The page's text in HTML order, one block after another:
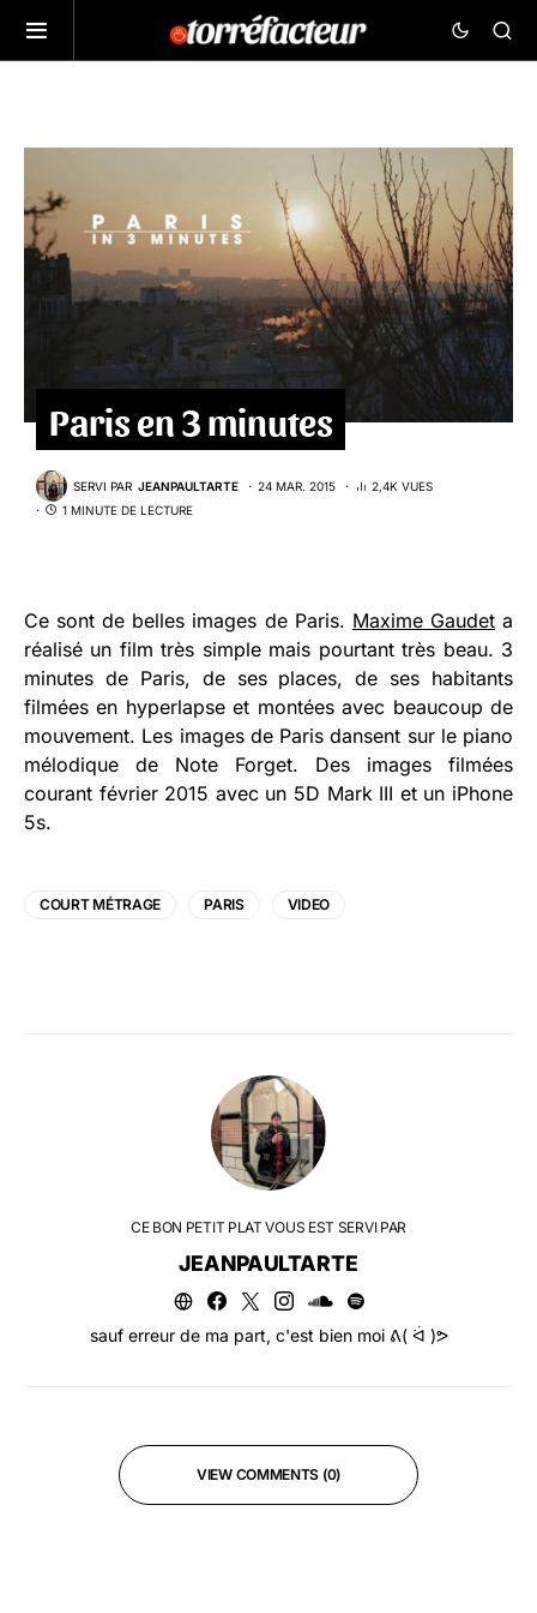
Paris en 3 minutes
SERVI PAR JEANPAULTARTE 24 MAR. 2015
2,4K VUES
1 MINUTE DE LECTURE
Ce sont de belles images de Paris. Maxime Gaudeta
réalisé un film très simple mais pourtant très beau. 3
minutes de Paris, de ses places, de ses habitants
filmées en hyperlapse et montées avec beaucoup de
mouvement. Les images de Paris dansent sur le piano
mélodique de Note Forget. Des images filmées
courant février 2015 avec un 5D Mark III et un iPhone
5s.
COURT MÉTRAGE PARIS VIDEO
CE BON PETIT PLAT VOUS EST SERVI PAR
JEANPAULTARTE
sauf erreur de ma part, c'est bien moi ᕕ( ᐛ )ᕗ
VIEW COMMENTS (0)